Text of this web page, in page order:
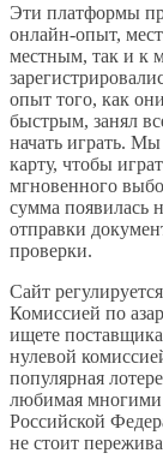
Эти платформы
онлайн-опыт,
местным, так и
опыт того, как
быстрым, занял
начать играть.
карту, чтобы
мгновенного
сумма появилась
отправки
проверки.
Сайт
Комиссией по
ищете
нулевой
популярная
любимая многими
Российской
не стоит